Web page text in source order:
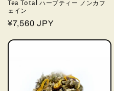
Tea Total ハーブティー ノンカフ
ェイン
通
価
¥7,560 JPY